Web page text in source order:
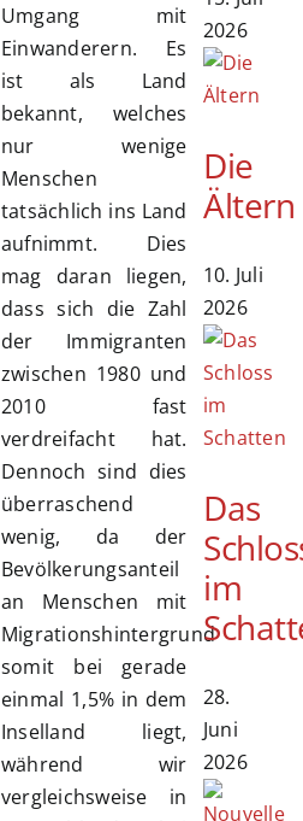
Umgang mit
Einwanderern. Es
ist als Land
bekannt, welches
nur wenige
Menschen
tatsächlich ins Land
aufnimmt. Dies
mag daran liegen,
dass sich die Zahl
der Immigranten
zwischen 1980 und
2010 fast
verdreifacht hat.
Dennoch sind dies
überraschend
wenig, da der
Bevölkerungsanteil
an Menschen mit
Migrationshintergrund
somit bei gerade
einmal 1,5% in dem
Inselland liegt,
während wir
vergleichsweise in
2026
Die
Ältern
10. Juli
2026
Das
im
28.
Juni
2026